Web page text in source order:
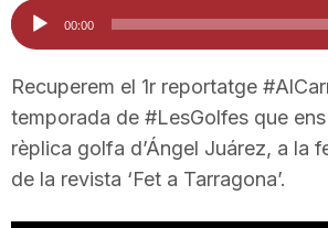
t
a
Reproductor
d'àudio
00:00
Recuperem el 1r reportatge
temporada de #LesGolfes que
rèplica golfa d’Ángel Juárez, a la
de la revista ‘Fet a Tarragona’.